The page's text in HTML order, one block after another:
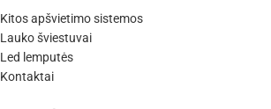
Kitos apšvietimo sistemos
Lauko šviestuvai
Led lemputės
Kontaktai